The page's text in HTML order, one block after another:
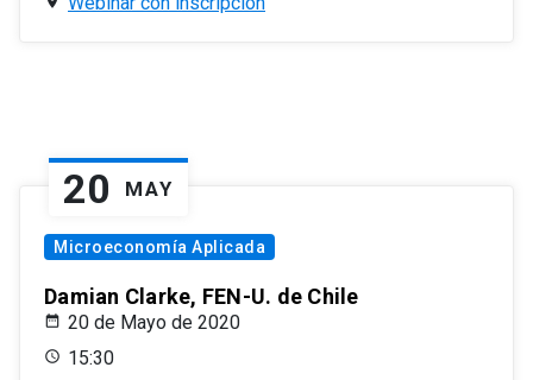
20 MAY
Microeconomía Aplicada
Damian Clarke, FEN-U. de Chile
20 de Mayo de 2020
15:30